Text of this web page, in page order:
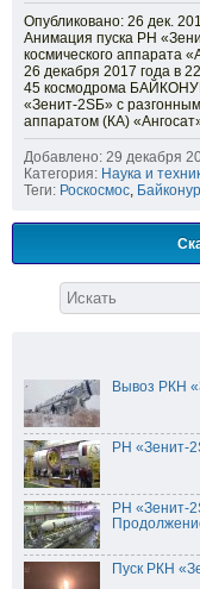
Опубликовано: 26 дек.
Анимация пуска РН
космического аппарата
26 декабря 2017 года в
45 космодрома
«Зенит-2SБ» с
аппаратом (КА)
Добавлено: 29 декабря
Категория: Наука и
Теги: Роскосмос, Байконур
Вывоз РКН
РН «Зенит-
РН «Зенит-
Пуск РКН